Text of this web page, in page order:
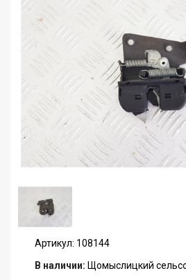
Артикул: 108144
В наличии: Щомыслицкий